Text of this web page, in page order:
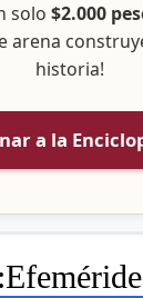
solo $2.000
arena
historia!
a la